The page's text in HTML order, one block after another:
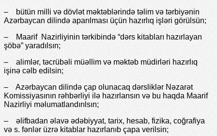
– bütün milli və dövlət məktəblərində təlim və tərbiyənin
Azərbaycan dilində aparılması üçün hazırlıq işləri görülsün;
– Maarif Nazirliyinin tərkibində “dərs kitabları hazırlayan
şöbə” yaradılsın;
– alimlər, təcrübəli müəllim və məktəb müdirləri hazırlıq
işinə cəlb edilsin;
– Azərbaycan dilində çap olunacaq dərsliklər Nəzarət
Komissiyasının rəhbərliyi ilə hazırlansın və bu haqda Maarif
Nazirliyi məlumatlandırılsın;
– əlifbadan əlavə ədəbiyyat, tarix, hesab, fizika, coğrafiya
və s. fənlər üzrə kitablar hazırlanıb çapa verilsin;